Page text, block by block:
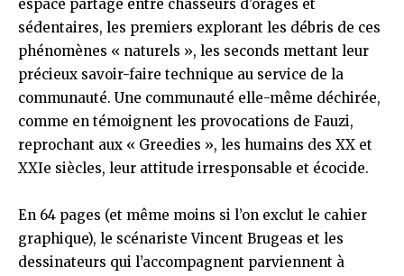
espace partagé entre chasseurs d’orages et
sédentaires, les premiers explorant les débris de ces
phénomènes « naturels », les seconds mettant leur
précieux savoir-faire technique au service de la
communauté. Une communauté elle-même déchirée,
comme en témoignent les provocations de Fauzi,
reprochant aux « Greedies », les humains des XX et
XXIe siècles, leur attitude irresponsable et écocide.
En 64 pages (et même moins si l’on exclut le cahier
graphique), le scénariste Vincent Brugeas et les
dessinateurs qui l’accompagnent parviennent à